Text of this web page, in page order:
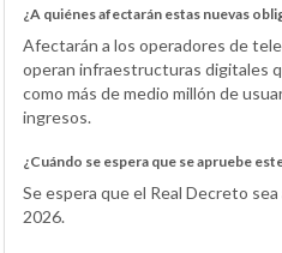
¿A quiénes afectarán estas nuevas
Afectarán a los operadores de
operan infraestructuras digitales
como más de medio millón de
ingresos.
¿Cuándo se espera que se apruebe
Se espera que el Real Decreto
2026.